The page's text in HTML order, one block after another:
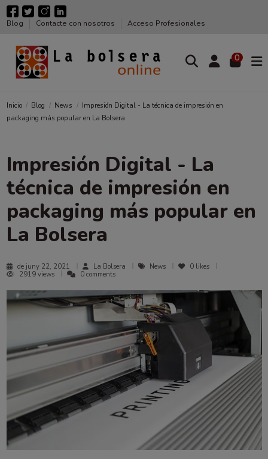
Blog Contacte con nosotros Acceso Profesionales
0
Inicio Blog News
Impresión Digital - La técnica de impresión en
packaging más popular en La Bolsera
Impresión Digital - La
técnica de impresión en
packaging más popular en
La Bolsera
de juny 22, 2021 La Bolsera News 0 likes
2919 views
0 comments